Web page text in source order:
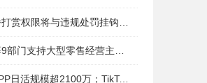
早报：抖省省APP日活规模超2100万；TikTok美区试水全托管代运营